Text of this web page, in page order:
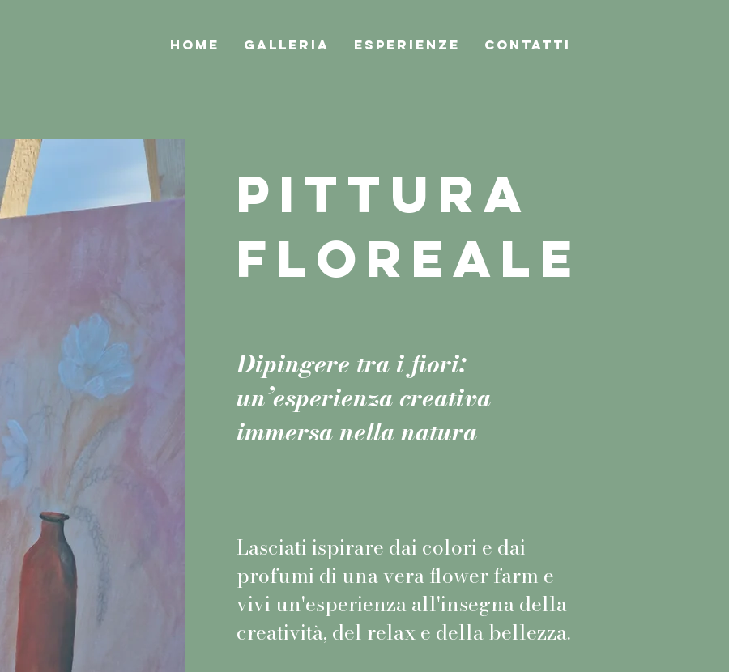
HOME GALLERIA ESPERIENZE CONTATTI
PITTURA
FLOREALE
Dipingere tra i fiori:
un’esperienza creativa
immersa nella natura
Lasciati ispirare dai colori e dai
profumi di una vera flower farm e
vivi un'esperienza all'insegna della
creatività, del relax e della bellezza.